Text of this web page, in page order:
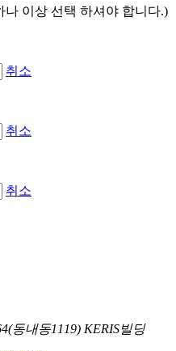
이상 선택 하셔야 합니다.)
취소
취소
취소
동내동1119) KERIS빌딩